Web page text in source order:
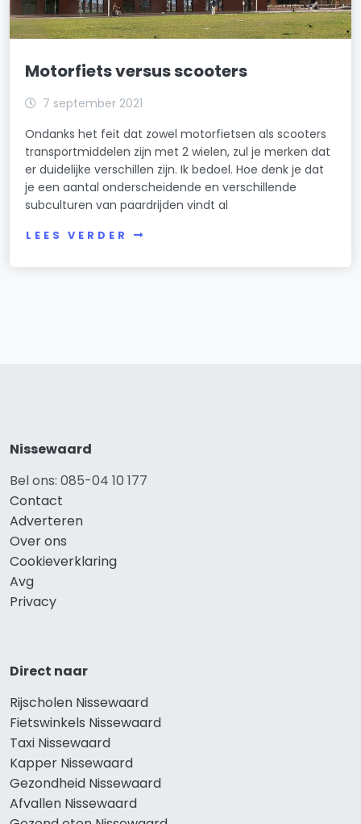
Motorfiets versus scooters
7 september 2021
Ondanks het feit dat zowel motorfietsen als scooters
transportmiddelen zijn met 2 wielen, zul je merken dat
er duidelijke verschillen zijn. Ik bedoel. Hoe denk je dat
je een aantal onderscheidende en verschillende
subculturen van paardrijden vindt al
LEES VERDER
Nissewaard
Bel ons: 085-04 10 177
Contact
Adverteren
Over ons
Cookieverklaring
Avg
Privacy
Direct naar
Rijscholen Nissewaard
Fietswinkels Nissewaard
Taxi Nissewaard
Kapper Nissewaard
Gezondheid Nissewaard
Afvallen Nissewaard